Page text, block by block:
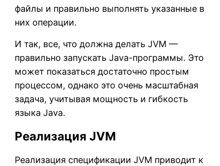
файлы и правильно выполнять указанные в
них операции.
И так, все, что должна делать JVM —
правильно запускать Java-программы. Это
может показаться достаточно простым
процессом, однако это очень масштабная
задача, учитывая мощность и гибкость
языка Java.
Реализация JVM
Реализация спецификации JVM приводит к